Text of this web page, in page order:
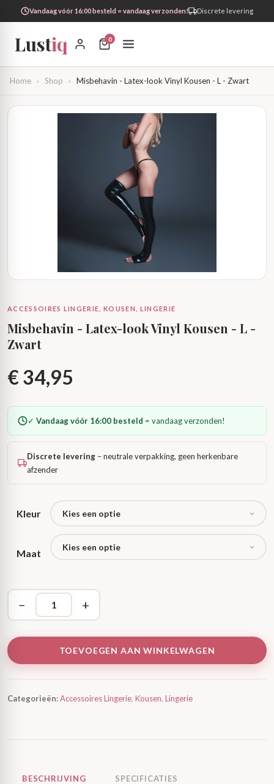
Vandaag vóór 16:00 besteld = vandaag verzonden! Discrete levering
Lustiq 0
Home › Shop › Misbehavin - Latex-look Vinyl Kousen - L - Zwart
ACCESSOIRES LINGERIE, KOUSEN, LINGERIE
Misbehavin - Latex-look Vinyl Kousen - L -
Zwart
€34,95
✓ Vandaag vóór 16:00 besteld = vandaag verzonden!
Discrete levering – neutrale verpakking, geen herkenbare
afzender
Kleur
Maat
− +
TOEVOEGEN AAN WINKELWAGEN
Categorieën:Accessoires Lingerie, Kousen, Lingerie
BESCHRIJVING SPECIFICATIES